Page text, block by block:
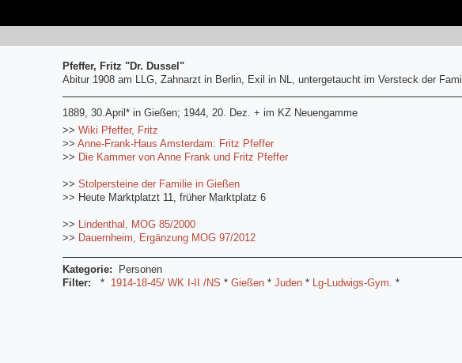
Pfeffer, Fritz "Dr. Dussel"
Abitur 1908 am LLG, Zahnarzt in Berlin, Exil in NL, untergetaucht im Versteck der
1889, 30.April* in Gießen; 1944, 20. Dez. + im KZ Neuengamme
>> Wiki Pfeffer, Fritz
>> Anne-Frank-Haus Amsterdam: Fritz Pfeffer
>> Die Kammer von Anne Frank und Fritz Pfeffer
>> Stolpersteine der Familie in Gießen
>> Heute Marktplatzt 11, früher Marktplatz 6
>> Lindenthal, MOG 85/2000
>> Dauernheim, Ergänzung MOG 97/2012
Kategorie:
Personen
Filter:
* 1914-18-45/ WK I-II /NS * Gießen * Juden * Lg-Ludwigs-Gym. *